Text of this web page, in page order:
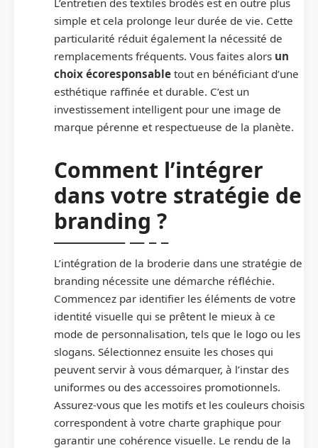
simple et cela prolonge leur durée de vie. Cette
particularité réduit également la nécessité de
remplacements fréquents. Vous faites alors un
choix écoresponsable tout en bénéficiant d’une
esthétique raffinée et durable. C’est un
investissement intelligent pour une image de
marque pérenne et respectueuse de la planète.
Comment l’intégrer
dans votre stratégie de
branding ?
L’intégration de la broderie dans une stratégie de
branding nécessite une démarche réfléchie.
Commencez par identifier les éléments de votre
identité visuelle qui se prêtent le mieux à ce
mode de personnalisation, tels que le logo ou les
slogans. Sélectionnez ensuite les choses qui
peuvent servir à vous démarquer, à l’instar des
uniformes ou des accessoires promotionnels.
Assurez-vous que les motifs et les couleurs choisis
correspondent à votre charte graphique pour
garantir une cohérence visuelle. Le rendu de la